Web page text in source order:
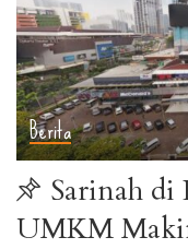
Berita
Sarinah di
UMKM